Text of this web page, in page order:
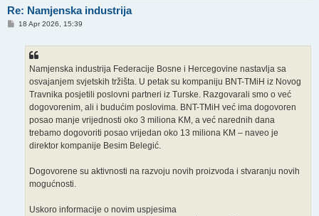
Re: Namjenska industrija
P18 Apr 2026, 15:39
Namjenska industrija Federacije Bosne i Hercegovine nastavlja sa
osvajanjem svjetskih tržišta. U petak su kompaniju BNT-TMiH iz Novog
Travnika posjetili poslovni partneri iz Turske. Razgovarali smo o već
dogovorenim, ali i budućim poslovima. BNT-TMiH već ima dogovoren
posao manje vrijednosti oko 3 miliona KM, a već narednih dana
trebamo dogovoriti posao vrijedan oko 13 miliona KM – naveo je
direktor kompanije Besim Belegić.
Dogovorene su aktivnosti na razvoju novih proizvoda i stvaranju novih
mogućnosti.
Uskoro informacije o novim uspjesima